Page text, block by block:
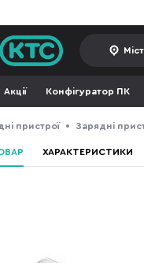
Акції Конфігуратор ПК
пристрої Зарядні
ХАРАКТЕРИСТИКИ